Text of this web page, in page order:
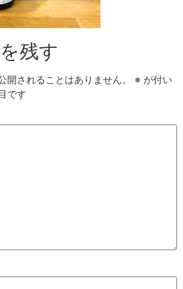
残す
開されることはありません。 ※ が付い
です